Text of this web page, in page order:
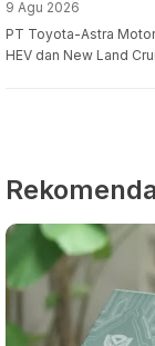
9 Agu 2026
PT Toyota-Astra
HEV dan New Land